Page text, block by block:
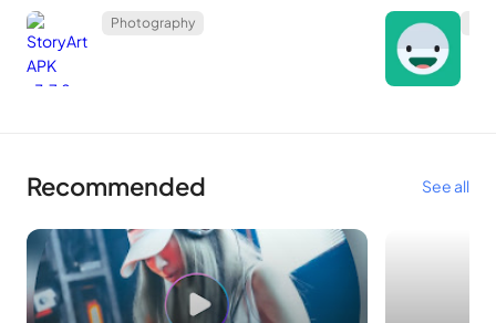
Photography
Recommended See all